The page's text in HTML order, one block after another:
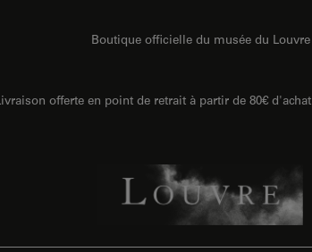
Boutique officielle du musée du Louvre
offerte en point de retrait à partir de 80€ d'achat